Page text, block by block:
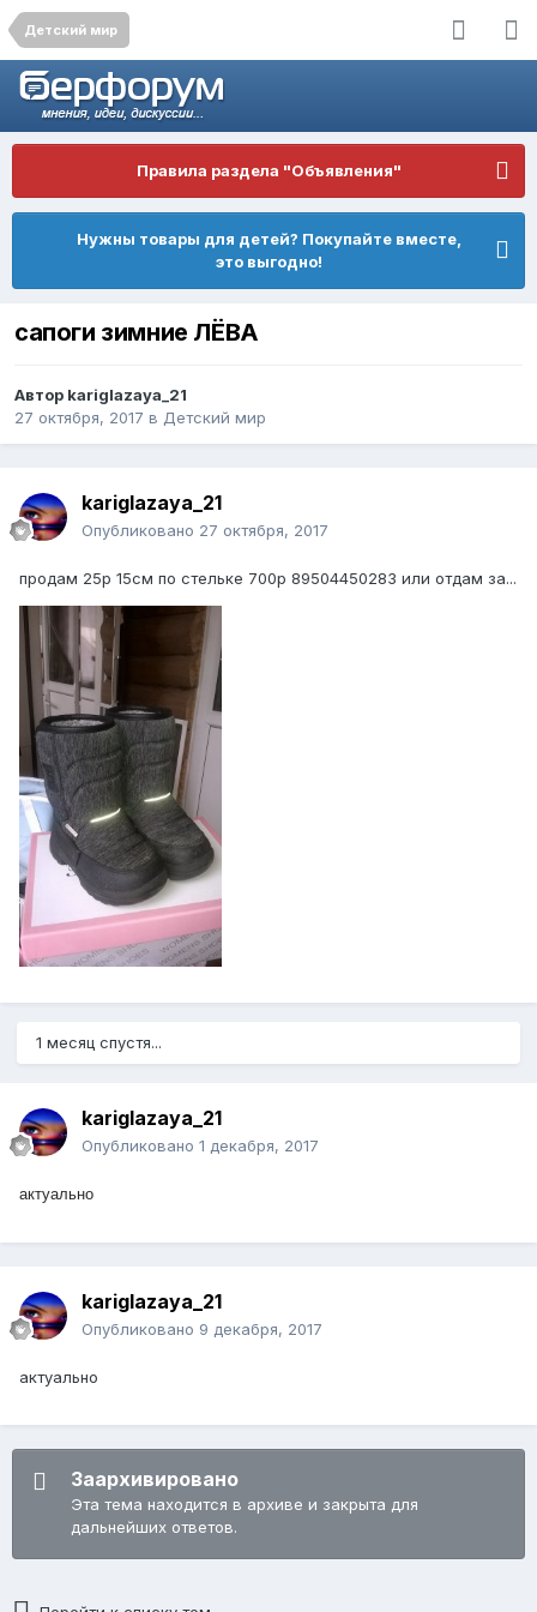
Детский мир
Правила раздела "Объявления"
Нужны товары для детей? Покупайте вместе,
это выгодно!
сапоги зимние ЛЁВА
Автор kariglazaya_21
27 октября, 2017 в Детский мир
kariglazaya_21
Опубликовано 27 октября, 2017
продам 25р 15см по стельке 700р 89504450283 или отдам за...
1 месяц спустя...
kariglazaya_21
Опубликовано 1 декабря, 2017
актуально
kariglazaya_21
Опубликовано 9 декабря, 2017
актуально
Заархивировано
Эта тема находится в архиве и закрыта для
дальнейших ответов.